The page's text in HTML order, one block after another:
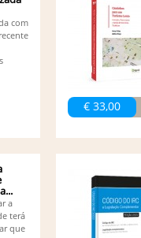
com
€ 33,00
a
terá
que